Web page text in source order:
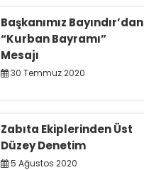
Başkanımız Bayındır’dan
“Kurban Bayramı”
Mesajı
30 Temmuz 2020
Zabıta Ekiplerinden Üst
Düzey Denetim
5 Ağustos 2020